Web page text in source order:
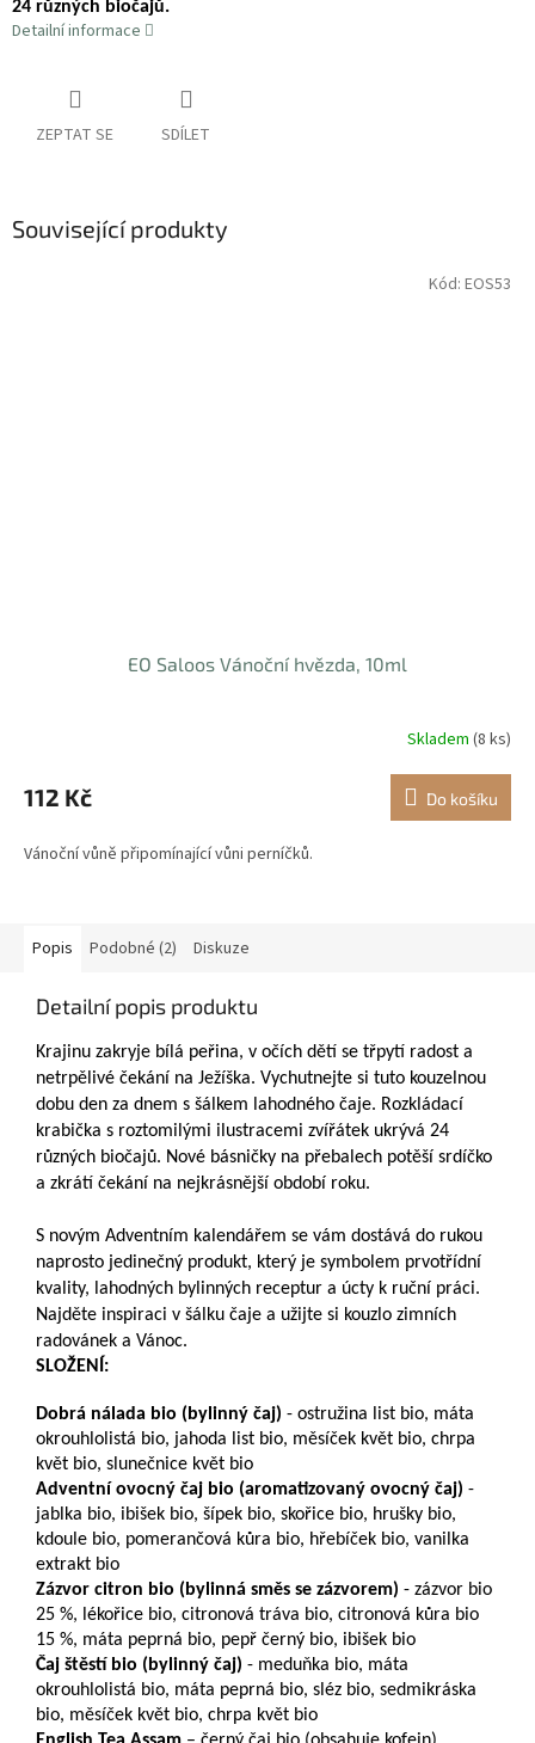
24 různých biočajů.
Detailní informace
ZEPTAT SE SDÍLET
Související produkty
EO Saloos Vánoční hvězda, 10ml
Skladem (8 ks)
112 Kč Do košíku
Vánoční vůně připomínající vůni perníčků.
Kód: EOS53
Popis Podobné (2) Diskuze
Detailní popis produktu
Krajinu zakryje bílá peřina, v očích dětí se třpytí radost a
netrpělivé čekání na Ježíška. Vychutnejte si tuto kouzelnou
dobu den za dnem s šálkem lahodného čaje. Rozkládací
krabička s roztomilými ilustracemi zvířátek ukrývá 24
různých biočajů. Nové básničky na přebalech potěší srdíčko
a zkrátí čekání na nejkrásnější období roku.
S novým Adventním kalendářem se vám dostává do rukou
naprosto jedinečný produkt, který je symbolem prvotřídní
kvality, lahodných bylinných receptur a úcty k ruční práci.
Najděte inspiraci v šálku čaje a užijte si kouzlo zimních
radovánek a Vánoc.
SLOŽENÍ:
Dobrá nálada bio (bylinný čaj) - ostružina list bio, máta
okrouhlolistá bio, jahoda list bio, měsíček květ bio, chrpa
květ bio, slunečnice květ bio
Adventní ovocný čaj bio (aromatizovaný ovocný čaj) -
jablka bio, ibišek bio, šípek bio, skořice bio, hrušky bio,
kdoule bio, pomerančová kůra bio, hřebíček bio, vanilka
extrakt bio
Zázvor citron bio (bylinná směs se zázvorem) - zázvor bio
25 %, lékořice bio, citronová tráva bio, citronová kůra bio
15 %, máta peprná bio, pepř černý bio, ibišek bio
Čaj štěstí bio (bylinný čaj) - meduňka bio, máta
okrouhlolistá bio, máta peprná bio, sléz bio, sedmikráska
bio, měsíček květ bio, chrpa květ bio